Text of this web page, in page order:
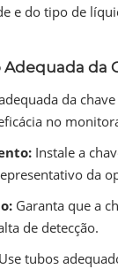
e do tipo de
Adequada da
da
no
Instale a
da
Garanta que a
de detecção.
Use tubos